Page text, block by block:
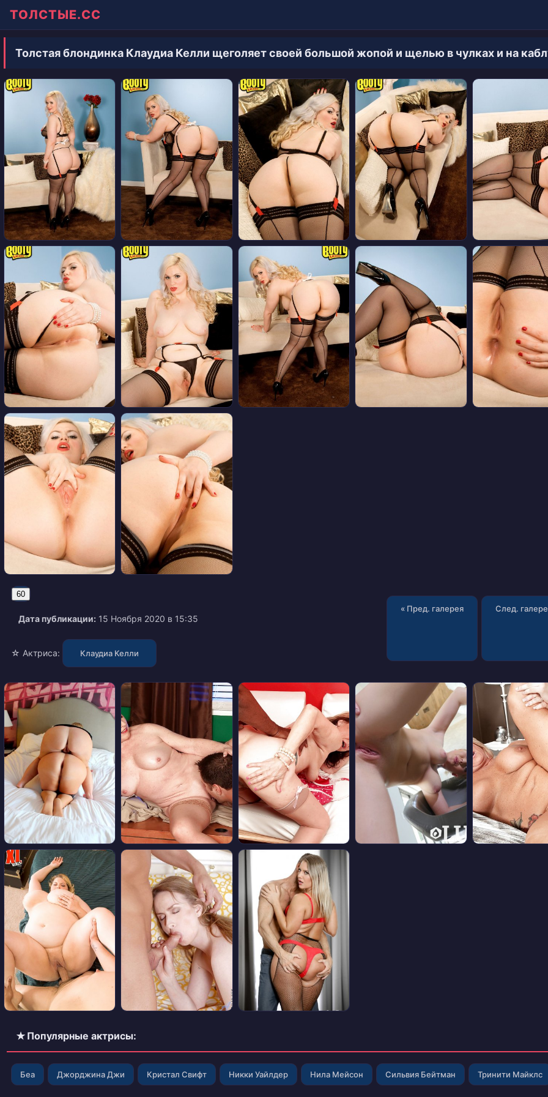
ТОЛСТЫЕ.СС
Толстая блондинка Клаудиа Келли щеголяет своей большой жопой и щелью в чулках и на
60
Дата публикации: 15 Ноября 2020 в 15:35
☆ Актриса: Клаудиа Келли
« Пред. галерея След.
✭ Популярные актрисы:
Беа Джорджина Джи Кристал Свифт Никки Уайлдер Нила Мейсон Сильвия Бейтман Тринити Майклс